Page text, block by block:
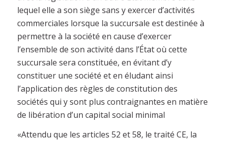
lequel elle a son siège sans y exercer d’activités
commerciales lorsque la succursale est destinée à
permettre à la société en cause d’exercer
l’ensemble de son activité dans l’État où cette
succursale sera constituée, en évitant d’y
constituer une société et en éludant ainsi
l’application des règles de constitution des
sociétés qui y sont plus contraignantes en matière
de libération d’un capital social minimal
«Attendu que les articles 52 et 58, le traité CE, la